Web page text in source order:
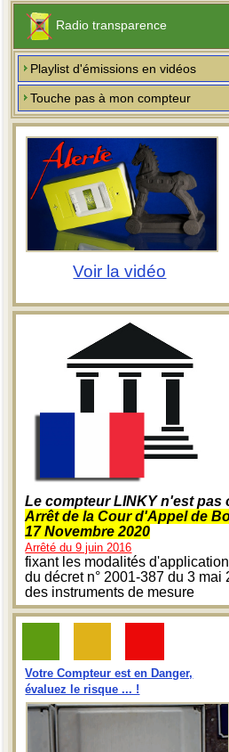
Radio transparence
Playlist d'émissions en vidéos
Touche pas à mon compteur
Voir la vidéo
Le compteur LINKY n'est pas
Arrêt de la Cour d'Appel de
17 Novembre 2020
Arrêté du 9 juin 2016
fixant les modalités d'application
du décret n° 2001-387 du 3
des instruments de mesure
Votre Compteur est en Danger,
évaluez le risque ... !